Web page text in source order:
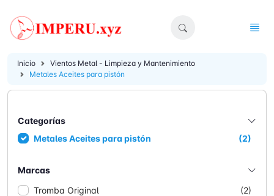
Inicio
Vientos Metal - Limpieza y Mantenimiento
Metales Aceites para pistón
Categorías
Metales Aceites para pistón
(2)
Marcas
Tromba Original
(2)